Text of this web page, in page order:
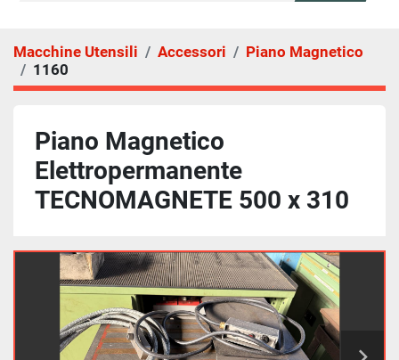
Macchine Utensili Accessori
Piano Magnetico
1160
Piano Magnetico
Elettropermanente
TECNOMAGNETE 500 x 310